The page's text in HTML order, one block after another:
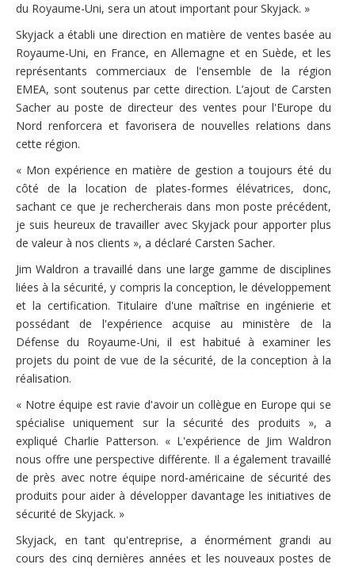
du Royaume-Uni, sera un atout important pour Skyjack. »
Skyjack a établi une direction en matière de ventes basée au
Royaume-Uni, en France, en Allemagne et en Suède, et les
représentants commerciaux de l'ensemble de la région
EMEA, sont soutenus par cette direction. L’ajout de Carsten
Sacher au poste de directeur des ventes pour l'Europe du
Nord renforcera et favorisera de nouvelles relations dans
cette région.
« Mon expérience en matière de gestion a toujours été du
côté de la location de plates-formes élévatrices, donc,
sachant ce que je rechercherais dans mon poste précédent,
je suis heureux de travailler avec Skyjack pour apporter plus
de valeur à nos clients », a déclaré Carsten Sacher.
Jim Waldron a travaillé dans une large gamme de disciplines
liées à la sécurité, y compris la conception, le développement
et la certification. Titulaire d'une maîtrise en ingénierie et
possédant de l'expérience acquise au ministère de la
Défense du Royaume-Uni, il est habitué à examiner les
projets du point de vue de la sécurité, de la conception à la
réalisation.
« Notre équipe est ravie d'avoir un collègue en Europe qui se
spécialise uniquement sur la sécurité des produits », a
expliqué Charlie Patterson. « L'expérience de Jim Waldron
nous offre une perspective différente. Il a également travaillé
de près avec notre équipe nord-américaine de sécurité des
produits pour aider à développer davantage les initiatives de
sécurité de Skyjack. »
Skyjack, en tant qu'entreprise, a énormément grandi au
cours des cinq dernières années et les nouveaux postes de